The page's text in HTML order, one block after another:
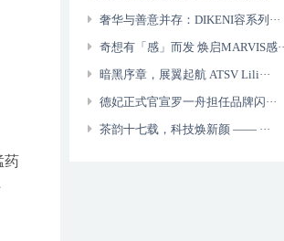
药
奢华与善意并存：DIKENI容系列···
奇想有「感」而发 焕启MARVIS感
暗黑序章，展翼起航 ATSV Lili···
德妃正式官宣罗一舟担任品牌闪···
茶韵十七载，科技焕新颜 —— ···